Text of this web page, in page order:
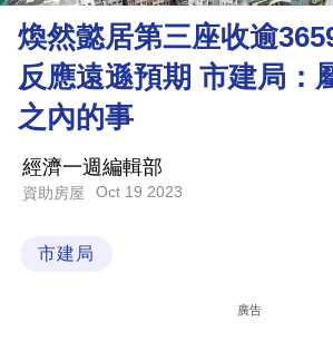
理
財
商
科
技
煥然懿居第三座收逾
反應遠遜預期 市建局：
之內的事
經濟一週編輯部
資助房屋 Oct 19 2023
市建局
廣告